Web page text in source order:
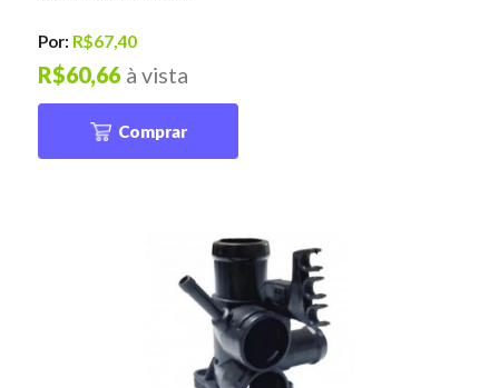
Por: R$67,40
à vista
R$60,66
Comprar